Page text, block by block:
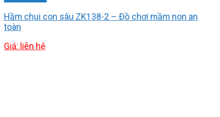
Hầm chui con sâu ZK138-2 – Đồ chơi mầm non an
toàn
Giá: liên hệ